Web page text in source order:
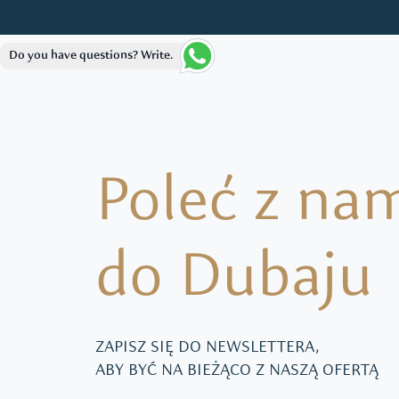
Do you have questions? Write.
Poleć z
do Dubaju
ZAPISZ SIĘ DO NEWSLETTERA,
ABY BYĆ NA BIEŻĄCO Z NASZĄ OFERTĄ